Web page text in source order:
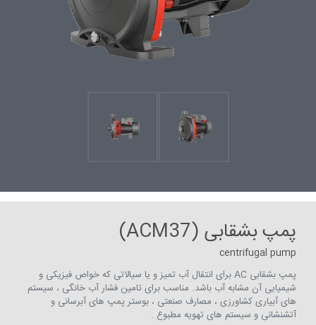
پمپ بشقابی (ACM37)
centrifugal pump
پمپ بشقابی AC برای انتقال آب تمیز و یا سیالاتی که خواص فیزیکی و
شیمیایی آن مشابه آب باشد. مناسب برای تامین فشار آب خانگی ، سیستم
های آبیاری کشاورزی ، مصارف صنعتی ، بوستر پمپ های آبرسانی و
آتشنشانی و سیستم های تهویه مطبوع .